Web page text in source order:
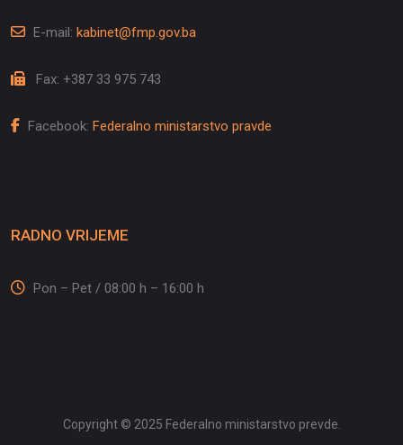
E-mail: kabinet@fmp.gov.ba
Fax: +387 33 975 743
Facebook: Federalno ministarstvo pravde
RADNO VRIJEME
Pon – Pet / 08:00 h – 16:00 h
Copyright © 2025 Federalno ministarstvo prevde.